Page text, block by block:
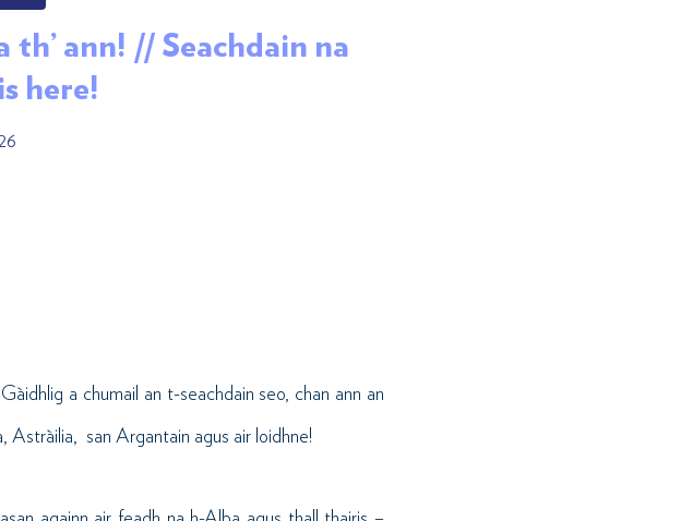
th’ ann! // Seachdain na
here!
a chumail an t-seachdain seo, chan ann an
Astràilia, san Argantain agus air loidhne!